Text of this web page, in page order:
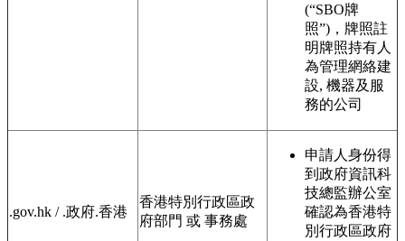
(“SBO牌
照”)，牌照註
明牌照持有人
為管理網絡建
設, 機器及服
務的公司
.gov.hk / .政府.香港
香港特別行政區政
府部門 或 事務處
申請人身份得
到政府資訊科
技總監辦公室
確認為香港特
別行政區政府